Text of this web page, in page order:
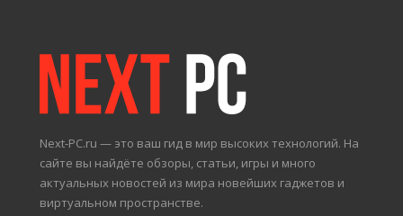
Next-PC.ru — это ваш гид в мир высоких технологий. На
сайте вы найдёте обзоры, статьи, игры и много
актуальных новостей из мира новейших гаджетов и
виртуальном пространстве.